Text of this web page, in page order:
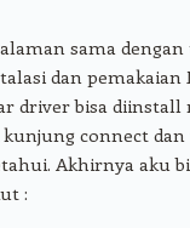
sama
dan pemakaian
driver bisa diinstall
connect dan
Akhirnya aku
: